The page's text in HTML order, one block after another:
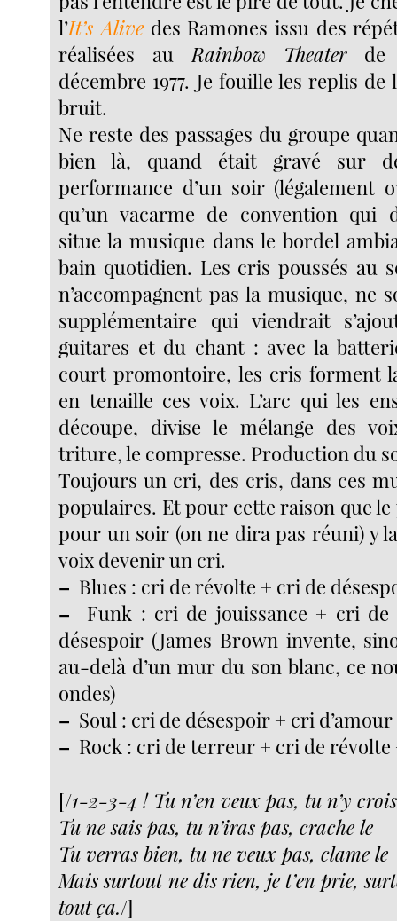
l’It’s Alivedes Ramones issu des
réalisées au Rainbow Theaterde
décembre 1977. Je fouille les replis
bruit.
Ne reste des passages du groupe
bien là, quand était gravé sur
performance d’un soir (légalement
qu’un vacarme de convention qui
situe la musique dans le bordel
bain quotidien. Les cris poussés au
n’accompagnent pas la musique, ne
supplémentaire qui viendrait
guitares et du chant : avec la
court promontoire, les cris forment
en tenaille ces voix. L’arc qui les
découpe, divise le mélange des
triture, le compresse. Production du
Toujours un cri, des cris, dans ces
populaires. Et pour cette raison que le
pour un soir (on ne dira pas réuni) y
voix devenir un cri.
– Blues : cri de révolte + cri de
– Funk : cri de jouissance + cri
désespoir (James Brown invente,
au-delà d’un mur du son blanc, ce
ondes)
– Soul : cri de désespoir + cri d’amour
– Rock : cri de terreur + cri de révolte
[/1-2-3-4 ! Tu n’en veux pas, tu n’y
Tu ne sais pas, tu n’iras pas, crache le
Tu verras bien, tu ne veux pas, clame le
Mais surtout ne dis rien, je t’en prie,
tout ça./]